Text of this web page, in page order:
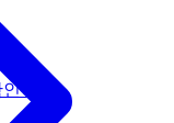
하기